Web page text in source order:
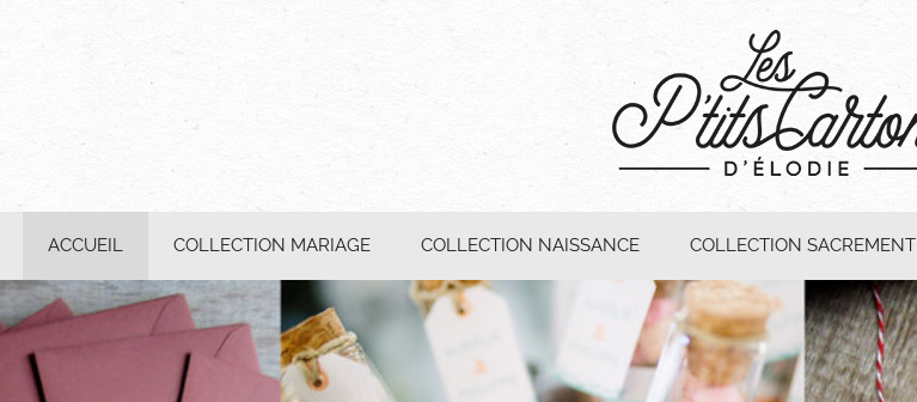
ACCUEIL COLLECTION MARIAGE COLLECTION NAISSANCE COLLECTION SACREMENT